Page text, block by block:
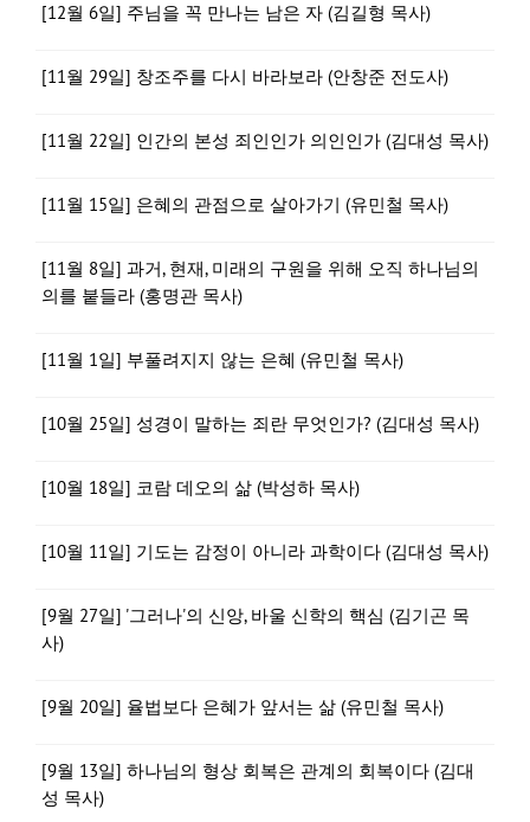
[12월 6일] 주님을 꼭 만나는 남은 자 (김길형 목사)
[11월 29일] 창조주를 다시 바라보라 (안창준 전도사)
[11월 22일] 인간의 본성 죄인인가 의인인가 (김대성 목사)
[11월 15일] 은혜의 관점으로 살아가기 (유민철 목사)
[11월 8일] 과거, 현재, 미래의 구원을 위해 오직 하나님의
의를 붙들라 (홍명관 목사)
[11월 1일] 부풀려지지 않는 은혜 (유민철 목사)
[10월 25일] 성경이 말하는 죄란 무엇인가? (김대성 목사)
[10월 18일] 코람 데오의 삶 (박성하 목사)
[10월 11일] 기도는 감정이 아니라 과학이다 (김대성 목사)
[9월 27일] '그러나'의 신앙, 바울 신학의 핵심 (김기곤 목
사)
[9월 20일] 율법보다 은혜가 앞서는 삶 (유민철 목사)
[9월 13일] 하나님의 형상 회복은 관계의 회복이다 (김대
성 목사)